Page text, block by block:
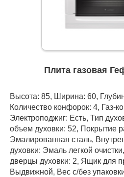
Плита газовая
Высота: 85, Ширина: 60,
Количество конфорок: 4, Газ-
Электроподжиг: Есть, Тип
объем духовки: 52, Покрытие
Эмалированная сталь,
духовки: Эмаль легкой
дверцы духовки: 2, Ящик для
Выдвижной, Вес с/без